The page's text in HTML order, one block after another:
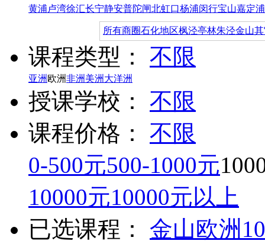
黄浦卢湾徐汇长宁静安普陀闸北虹口杨浦闵行宝山嘉定
所有商圈石化地区枫泾亭林朱泾金山
课程类型： 不限
亚洲 欧洲非洲 美洲 大洋洲
授课学校：
不限
课程价格：
不限
0-500元500-1000元
10000元10000元以上
已选课程：
金山欧洲